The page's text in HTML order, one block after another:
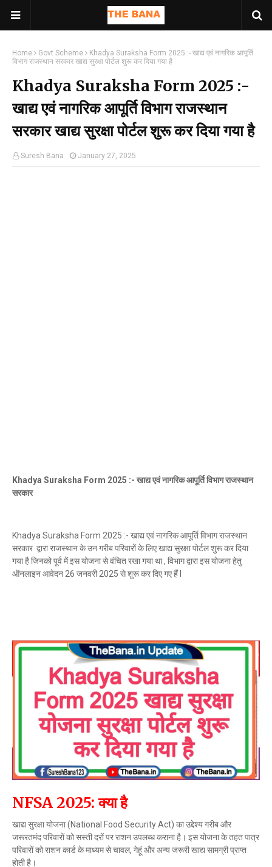
Home Govt Scheme
Khadya Suraksha Form 2025 :- खाद्य एवं नागरिक आपूर्ति
विभाग राजस्थान सरकार खाद्य सुरक्षा पोर्टल शुरू कर दिया गया है
Khadya Suraksha Form 2025 :-
खाद्य एवं नागरिक आपूर्ति विभाग राजस्थान
सरकार खाद्य सुरक्षा पोर्टल शुरू कर दिया गया है
Suresh Bana January 27, 2025
Khadya Suraksha Form 2025 :- खाद्य एवं नागरिक आपूर्ति विभाग राजस्थान
सरकार
Khadya Suraksha Form 2025 :- खाद्य एवं नागरिक आपूर्ति विभाग राजस्थान
सरकार द्वारा राजस्थान के उन गरीब परिवारों के लिए खाद्य सुरक्षा पोर्टल शुरू कर दिया
गया है जिनको पूर्व में इस योजना से वंचित रखा गया था , विभाग द्वारा इस योजना हेतु
ऑनलाइन आवेदन 26 जनवरी 2025 से शुरू कर दिए गए हैं l
NFSA 2025: क्या है
खाद्य सुरक्षा योजना (National Food Security Act) का उद्देश्य गरीब और
जरूरतमंद परिवारों को सस्ती दरों पर राशन उपलब्ध कराना है। इस योजना के तहत पात्र
परिवारों को राशन कार्ड के माध्यम से चावल, गेहूं और अन्य जरूरी खाद्य सामग्री प्राप्त
होती है।